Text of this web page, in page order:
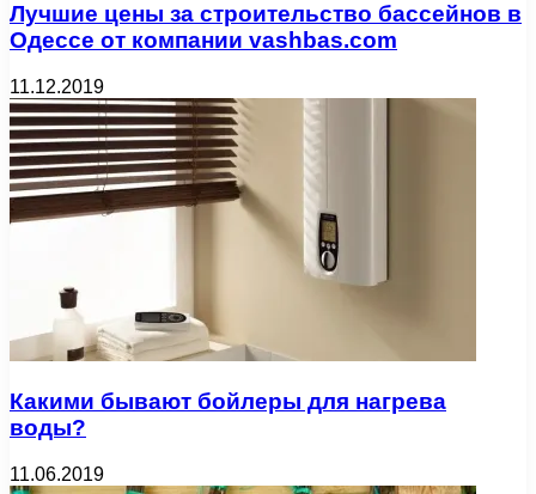
Лучшие цены за строительство бассейнов в
Одессе от компании vashbas.com
11.12.2019
Какими бывают бойлеры для нагрева
воды?
11.06.2019